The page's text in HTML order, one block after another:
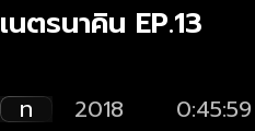
เนตรนาคิน EP.13
ท 2018